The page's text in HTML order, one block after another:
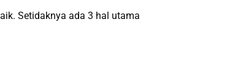
Setidaknya ada 3 hal utama